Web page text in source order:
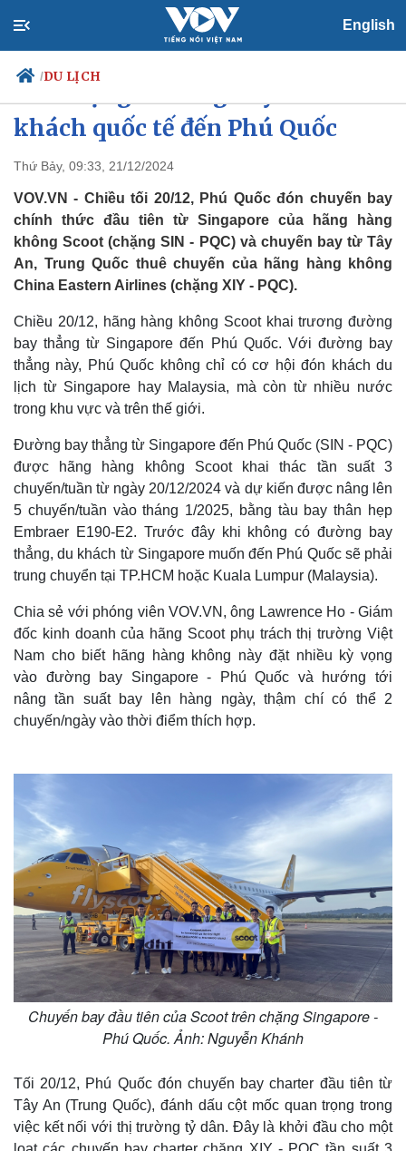
English
/DU LỊCH
Chính trị
Đảng
Tổ chức nhân sự
Quốc hội
Nhận diện sự thật
Tin 24h
Dự báo thời tiết
Giáo dục
Dấu ấn VOV
Việc làm
Biển đảo
Cuộc sống đó đây
Hồ sơ
Multimedia
Ảnh
E-Magazine
Infographic
khách quốc tế đến Phú Quốc
Thứ Bảy, 09:33, 21/12/2024
VOV.VN - Chiều tối 20/12, Phú Quốc đón chuyến bay
chính thức đầu tiên từ Singapore của hãng hàng
không Scoot (chặng SIN - PQC) và chuyến bay từ Tây
An, Trung Quốc thuê chuyến của hãng hàng không
China Eastern Airlines (chặng XIY - PQC).
Chiều 20/12, hãng hàng không Scoot khai trương đường
bay thẳng từ Singapore đến Phú Quốc. Với đường bay
thẳng này, Phú Quốc không chỉ có cơ hội đón khách du
lịch từ Singapore hay Malaysia, mà còn từ nhiều nước
trong khu vực và trên thế giới.
Đường bay thẳng từ Singapore đến Phú Quốc (SIN - PQC)
được hãng hàng không Scoot khai thác tần suất 3
chuyến/tuần từ ngày 20/12/2024 và dự kiến được nâng lên
5 chuyến/tuần vào tháng 1/2025, bằng tàu bay thân hẹp
Embraer E190-E2. Trước đây khi không có đường bay
thẳng, du khách từ Singapore muốn đến Phú Quốc sẽ phải
trung chuyển tại TP.HCM hoặc Kuala Lumpur (Malaysia).
Chia sẻ với phóng viên VOV.VN, ông Lawrence Ho - Giám
đốc kinh doanh của hãng Scoot phụ trách thị trường Việt
Nam cho biết hãng hàng không này đặt nhiều kỳ vọng
vào đường bay Singapore - Phú Quốc và hướng tới
nâng tần suất bay lên hàng ngày, thậm chí có thể 2
chuyến/ngày vào thời điểm thích hợp.
Chuyến bay đầu tiên của Scoot trên chặng Singapore -
Phú Quốc. Ảnh: Nguyễn Khánh
Tối 20/12, Phú Quốc đón chuyến bay charter đầu tiên từ
Tây An (Trung Quốc), đánh dấu cột mốc quan trọng trong
việc kết nối với thị trường tỷ dân. Đây là khởi đầu cho một